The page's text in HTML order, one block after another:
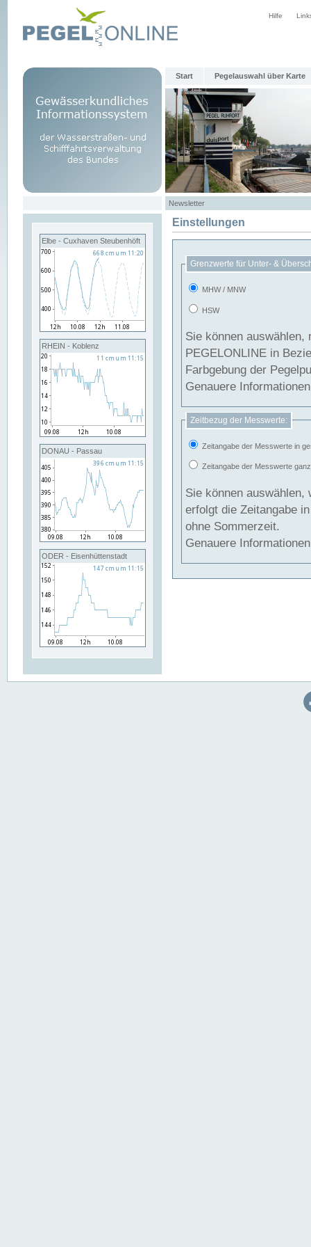
Hilfe
Start Pegelauswahl über Karte
Newsletter
Elbe - Cuxhaven Steubenhöft
RHEIN - Koblenz
DONAU - Passau
ODER - Eisenhüttenstadt
Einstellungen
Grenzwerte für Unter- &
MHW / MNW
HSW
Sie können
PEGELONLINE in Beziehung
Farbgebung der
Genauere
Zeitbezug der Messwerte:
Zeitangabe der Messwerte in
Zeitangabe der Messwerte
Sie können auswählen,
erfolgt die Zeitangabe
ohne Sommerzeit.
Genauere